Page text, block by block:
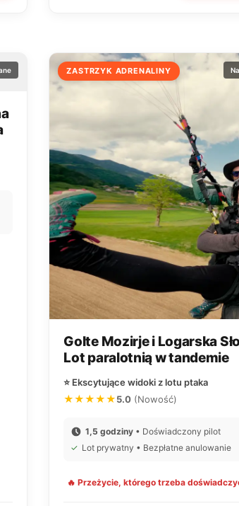
ZASTRZYK ADRENALINY
Golte Mozirje i Logarska
Lot paralotnią w tandemie
⭐ Ekscytujące widoki z lotu ptaka
★★★★★5.0 (Nowość)
1,5 godziny • Doświadczony pilot
✓ Lot prywatny • Bezpłatne anulowanie
🔥 Przeżycie, którego trzeba